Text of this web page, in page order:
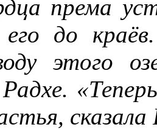
према
его до
этого
Радхе.
сказала